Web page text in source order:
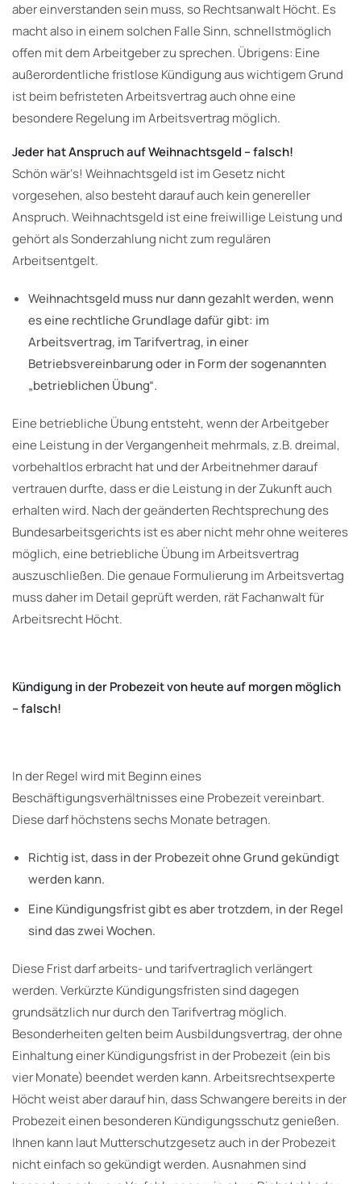
aber einverstanden sein muss, so Rechtsanwalt Höcht. Es
macht also in einem solchen Falle Sinn, schnellstmöglich
offen mit dem Arbeitgeber zu sprechen. Übrigens: Eine
außerordentliche fristlose Kündigung aus wichtigem Grund
ist beim befristeten Arbeitsvertrag auch ohne eine
besondere Regelung im Arbeitsvertrag möglich.
Jeder hat Anspruch auf Weihnachtsgeld – falsch!
Schön wär‘s! Weihnachtsgeld ist im Gesetz nicht
vorgesehen, also besteht darauf auch kein genereller
Anspruch. Weihnachtsgeld ist eine freiwillige Leistung und
gehört als Sonderzahlung nicht zum regulären
Arbeitsentgelt.
Weihnachtsgeld muss nur dann gezahlt werden, wenn
es eine rechtliche Grundlage dafür gibt: im
Arbeitsvertrag, im Tarifvertrag, in einer
Betriebsvereinbarung oder in Form der sogenannten
„betrieblichen Übung“.
Eine betriebliche Übung entsteht, wenn der Arbeitgeber
eine Leistung in der Vergangenheit mehrmals, z.B. dreimal,
vorbehaltlos erbracht hat und der Arbeitnehmer darauf
vertrauen durfte, dass er die Leistung in der Zukunft auch
erhalten wird. Nach der geänderten Rechtsprechung des
Bundesarbeitsgerichts ist es aber nicht mehr ohne weiteres
möglich, eine betriebliche Übung im Arbeitsvertrag
auszuschließen. Die genaue Formulierung im Arbeitsvertag
muss daher im Detail geprüft werden, rät Fachanwalt für
Arbeitsrecht Höcht.
Kündigung in der Probezeit von heute auf morgen möglich
– falsch!
In der Regel wird mit Beginn eines
Beschäftigungsverhältnisses eine Probezeit vereinbart.
Diese darf höchstens sechs Monate betragen.
Richtig ist, dass in der Probezeit ohne Grund gekündigt
werden kann.
Eine Kündigungsfrist gibt es aber trotzdem, in der Regel
sind das zwei Wochen.
Diese Frist darf arbeits- und tarifvertraglich verlängert
werden. Verkürzte Kündigungsfristen sind dagegen
grundsätzlich nur durch den Tarifvertrag möglich.
Besonderheiten gelten beim Ausbildungsvertrag, der ohne
Einhaltung einer Kündigungsfrist in der Probezeit (ein bis
vier Monate) beendet werden kann. Arbeitsrechtsexperte
Höcht weist aber darauf hin, dass Schwangere bereits in der
Probezeit einen besonderen Kündigungsschutz genießen.
Ihnen kann laut Mutterschutzgesetz auch in der Probezeit
nicht einfach so gekündigt werden. Ausnahmen sind